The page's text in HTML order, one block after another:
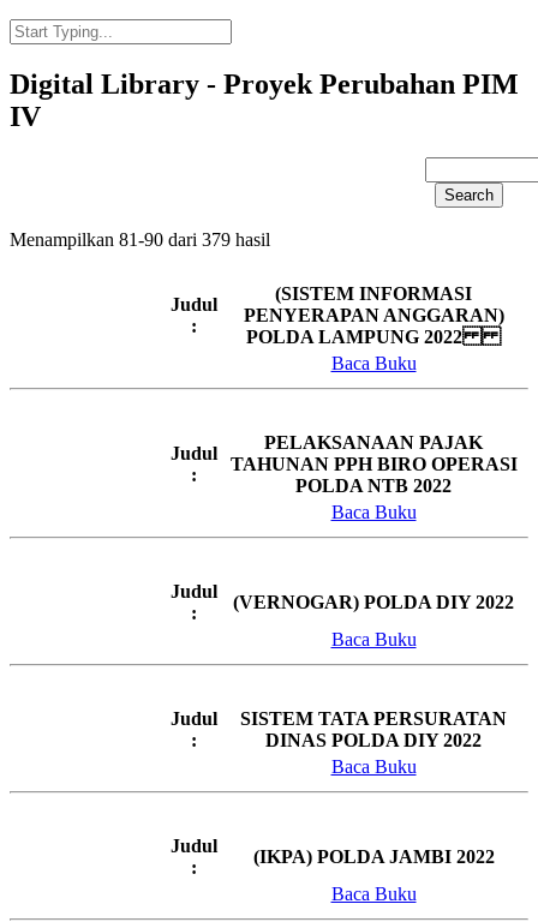
Digital Library - Proyek Perubahan PIM
IV
Menampilkan 81-90 dari 379 hasil
Judul
:
(SISTEM INFORMASI
PENYERAPAN ANGGARAN)
POLDA LAMPUNG 2022
Baca Buku
Judul
:
PELAKSANAAN PAJAK
TAHUNAN PPH BIRO OPERASI
POLDA NTB 2022
Baca Buku
Judul
:
(VERNOGAR) POLDA DIY 2022
Baca Buku
Judul
:
SISTEM TATA PERSURATAN
DINAS POLDA DIY 2022
Baca Buku
Judul
:
(IKPA) POLDA JAMBI 2022
Baca Buku